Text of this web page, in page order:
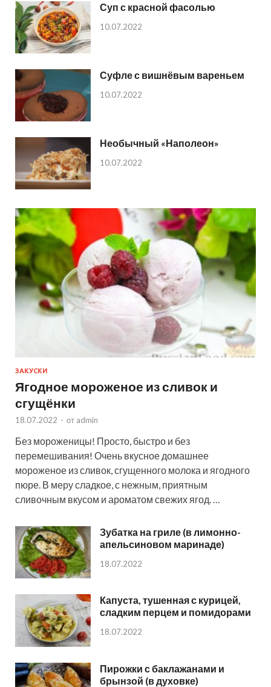
Суп с красной фасолью
10.07.2022
Суфле с вишнёвым вареньем
10.07.2022
Необычный «Наполеон»
10.07.2022
ЗАКУСКИ
Ягодное мороженое из сливок и
сгущёнки
18.07.2022 - от admin
Без мороженицы! Просто, быстро и без
перемешивания! Очень вкусное домашнее
мороженое из сливок, сгущенного молока и ягодного
пюре. В меру сладкое, с нежным, приятным
сливочным вкусом и ароматом свежих ягод. …
Зубатка на гриле (в лимонно-
апельсиновом маринаде)
18.07.2022
Капуста, тушенная с курицей,
сладким перцем и помидорами
18.07.2022
Пирожки с баклажанами и
брынзой (в духовке)